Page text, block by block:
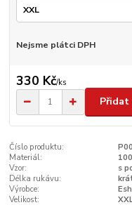
Nejsme plátci DPH
330 Kč/ks
Přidat
Číslo produktu:
Materiál:
Vzor:
s
Délka rukávu:
Výrobce:
Velikost: